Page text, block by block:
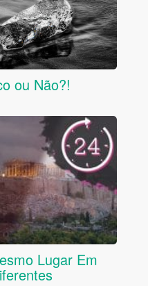
ou Não?!
Lugar Em